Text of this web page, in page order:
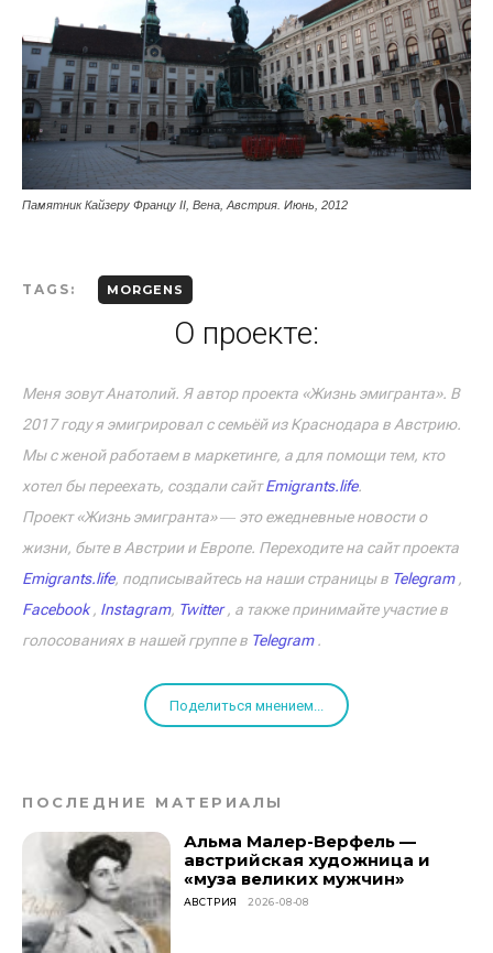
Памятник Кайзеру Францу II, Вена, Австрия. Июнь, 2012
TAGS: MORGENS
О проекте:
Меня зовут Анатолий. Я автор проекта «Жизнь эмигранта». В
2017 году я эмигрировал с семьёй из Краснодара в Австрию.
Мы с женой работаем в маркетинге, а для помощи тем, кто
хотел бы переехать, создали сайтEmigrants.life.
Проект «Жизнь эмигранта» ― это ежедневные новости о
жизни, быте в Австрии и Европе. Переходите на сайт проекта
Emigrants.life, подписывайтесь на наши страницы в Telegram,
Facebook, Instagram, Twitter, а также принимайте участие в
голосованиях в нашей группе в Telegram.
Поделиться мнением...
ПОСЛЕДНИЕ МАТЕРИАЛЫ
Альма Малер-Верфель —
австрийская художница и
«муза великих мужчин»
АВСТРИЯ 2026-08-08